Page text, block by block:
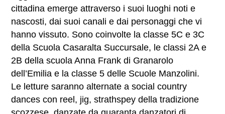
cittadina emerge attraverso i suoi luoghi noti e
nascosti, dai suoi canali e dai personaggi che vi
hanno vissuto. Sono coinvolte la classe 5C e 3C
della Scuola Casaralta Succursale, le classi 2A e
2B della scuola Anna Frank di Granarolo
dell’Emilia e la classe 5 delle Scuole Manzolini.
Le letture saranno alternate a social country
dances con reel, jig, strathspey della tradizione